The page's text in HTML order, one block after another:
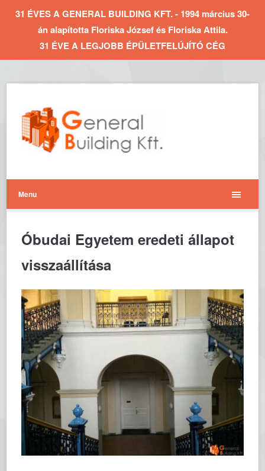
31 ÉVES A GENERAL BUILDING KFT. - 1994 március 30-
án alapította Floriska József és Floriska Attila.
31 ÉVE A LEGJOBB ÉPÜLETFELÚJÍTÓ CÉG
Menu
Óbudai Egyetem eredeti állapot
visszaállítása